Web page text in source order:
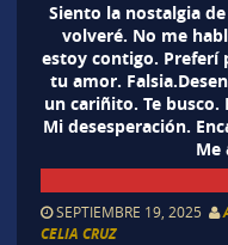
Siento la nostalgia
volveré. No me
estoy contigo. Preferí
tu amor.
un cariñito. Te busco.
Mi desesperación.
Me
SEPTIEMBRE 19, 2025
CELIA CRUZ